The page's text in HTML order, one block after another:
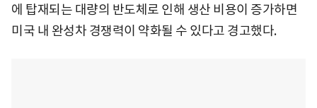
에 탑재되는 대량의 반도체로 인해 생산 비용이 증가하면
미국 내 완성차 경쟁력이 약화될 수 있다고 경고했다.